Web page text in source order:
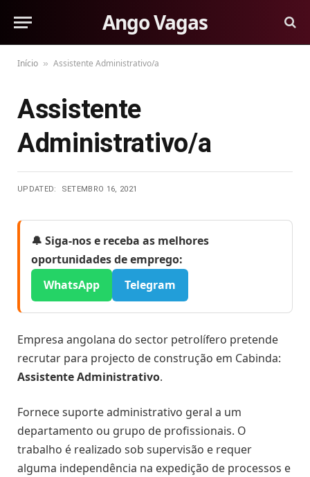
Ango Vagas
Início » Assistente Administrativo/a
Assistente
Administrativo/a
UPDATED: SETEMBRO 16, 2021
🔔 Siga-nos e receba as melhores
oportunidades de emprego:
WhatsApp
Telegram
Empresa angolana do sector petrolífero pretende
recrutar para projecto de construção em Cabinda:
Assistente Administrativo.
Fornece suporte administrativo geral a um
departamento ou grupo de profissionais. O
trabalho é realizado sob supervisão e requer
alguma independência na expedição de processos e